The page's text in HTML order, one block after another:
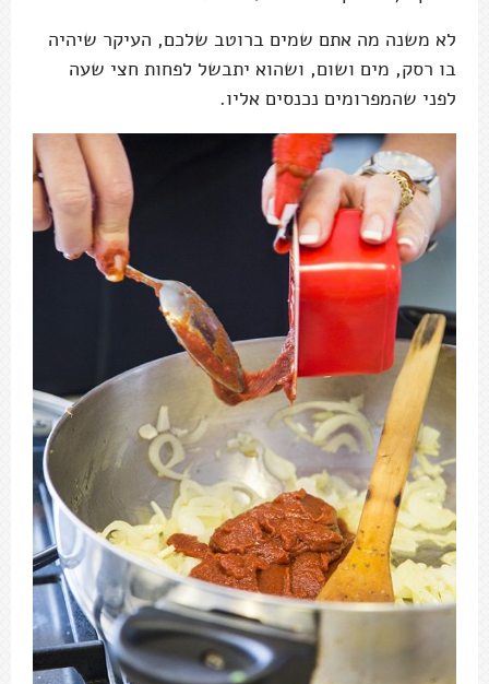
לא משנה מה אתם שמים ברוטב שלכם, העיקר שיהיה
בו רסק, מים ושום, ושהוא יתבשל לפחות חצי שעה
לפני שהמפרומים נכנסים אליו.